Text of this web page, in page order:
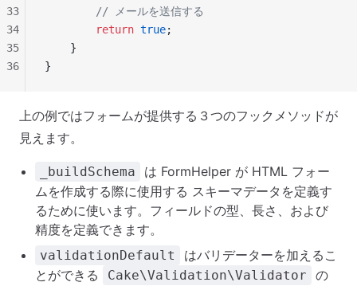
        // メールを送信する
        return
true;
    }
}
33
34
35
36
上の例ではフォームが提供する３つのフックメソッドが
見えます。
_buildSchema
は FormHelper が HTML フォー
ムを作成する際に使用する スキーマデータを定義す
るために使います。フィールドの型、長さ、および
精度を定義できます。
validationDefault
はバリデーターを加えるこ
とができる
Cake\Validation\Validator
の